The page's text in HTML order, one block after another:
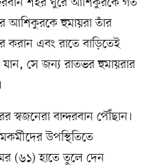
আশিকুরকে হুমায়রা তাঁর
এবং রাতে বাড়িতেই
সে জন্য রাতভর হুমায়রার
বান্দরবান পৌঁছান।
উপস্থিতিতে
(৬১) হাতে তুলে দেন